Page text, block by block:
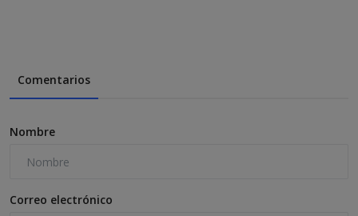
Comentarios
Nombre
Correo electrónico